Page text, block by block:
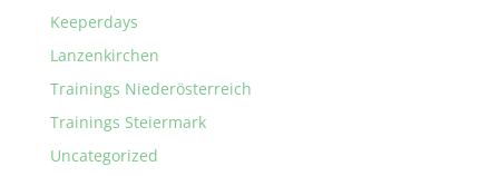
Keeperdays
Lanzenkirchen
Trainings Niederösterreich
Trainings Steiermark
Uncategorized